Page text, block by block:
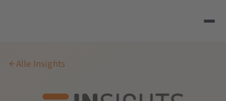
Alle Insights